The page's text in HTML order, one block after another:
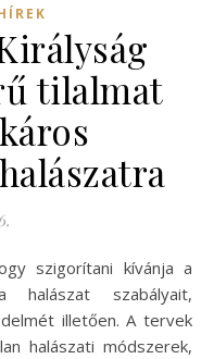
tilalmat
halászat szabályait,
illetően. A tervek
halászati módszerek,